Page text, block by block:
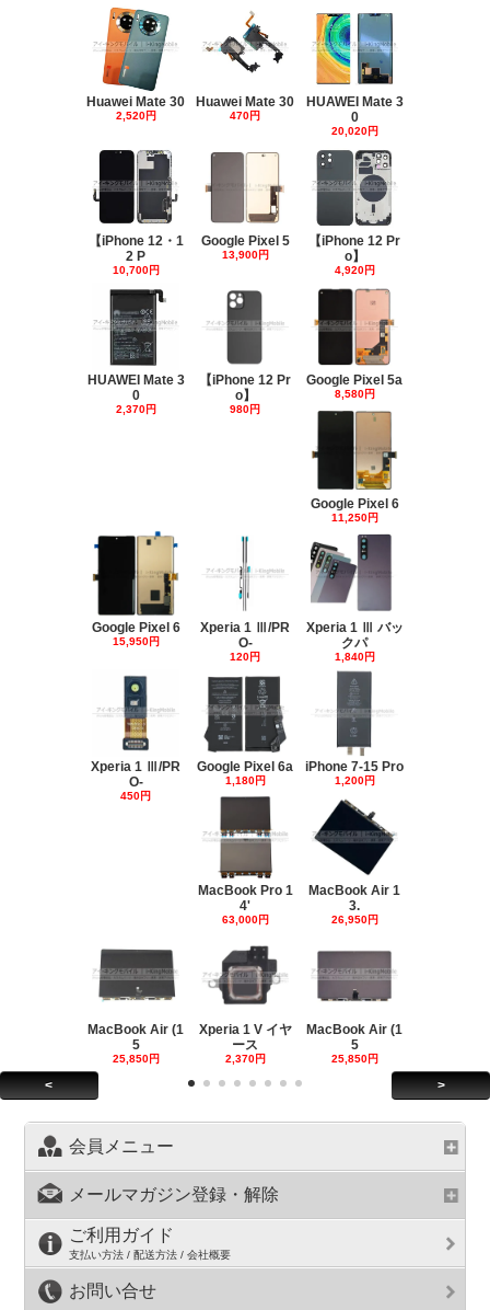
Huawei Mate 30
2,520円
Huawei Mate 30
470円
HUAWEI Mate 3
0
20,020円
【iPhone 12・1
2 P
10,700円
Google Pixel 5
13,900円
【iPhone 12 Pr
o】
4,920円
HUAWEI Mate 3
0
2,370円
【iPhone 12 Pr
o】
980円
Google Pixel 5a
8,580円
Google Pixel 6
11,250円
Google Pixel 6
15,950円
Xperia 1 Ⅲ/PR
O-
120円
Xperia 1 Ⅲ バッ
クパ
1,840円
Xperia 1 Ⅲ/PR
O-
450円
Google Pixel 6a
1,180円
iPhone 7-15 Pro
1,200円
MacBook Pro 1
4'
63,000円
MacBook Air 1
3.
26,950円
MacBook Air (1
5
25,850円
Xperia 1 V イヤ
ース
2,370円
MacBook Air (1
5
25,850円
< >
会員メニュー
メールマガジン登録・解除
ご利用ガイド
支払い方法 / 配送方法 / 会社概要
お問い合せ